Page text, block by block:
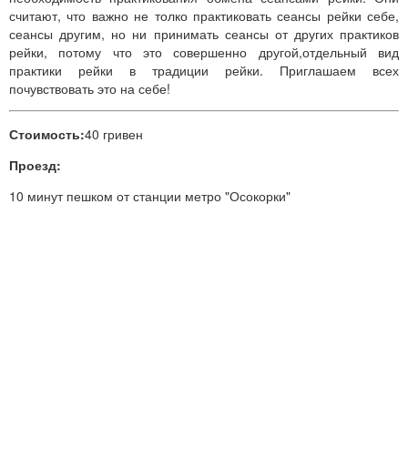
считают, что важно не толко практиковать сеансы рейки себе,
сеансы другим, но ни принимать сеансы от других практиков
рейки, потому что это совершенно другой,отдельный вид
практики рейки в традиции рейки. Приглашаем всех
почувствовать это на себе!
Стоимость:40 гривен
Проезд:
10 минут пешком от станции метро "Осокорки"